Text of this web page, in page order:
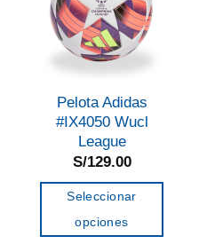
Pelota Adidas
#IX4050 Wucl
League
S/129.00
Seleccionar
opciones